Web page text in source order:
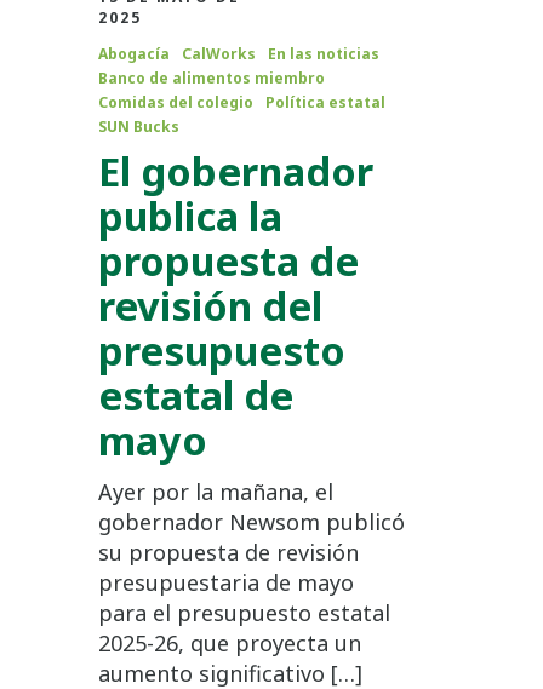
2025
Abogacía
CalWorks
En las noticias
Banco de alimentos miembro
Comidas del colegio
Política estatal
SUN Bucks
El gobernador
publica la
propuesta de
revisión del
presupuesto
estatal de
mayo
Ayer por la mañana, el
gobernador Newsom publicó
su propuesta de revisión
presupuestaria de mayo
para el presupuesto estatal
2025-26, que proyecta un
aumento significativo […]